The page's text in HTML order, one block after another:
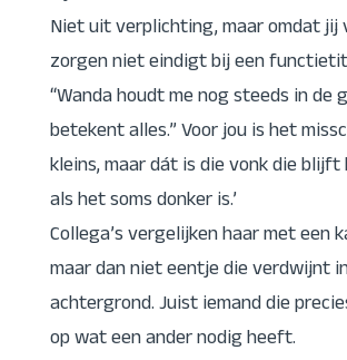
Niet uit verplichting, maar omdat
zorgen niet eindigt bij een
“Wanda houdt me nog steeds in de
betekent alles.” Voor jou is het
kleins, maar dát is die vonk die blijft
als het soms donker is.’
Collega’s vergelijken haar met een
maar dan niet eentje die verdwijnt
achtergrond. Juist iemand die
op wat een ander nodig heeft.